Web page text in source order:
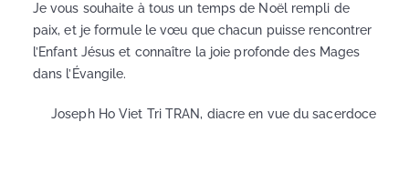
Je vous souhaite à tous un temps de Noël rempli de
paix, et je formule le vœu que chacun puisse rencontrer
l’Enfant Jésus et connaître la joie profonde des Mages
dans l’Évangile.
Joseph Ho Viet Tri TRAN, diacre en vue du sacerdoce